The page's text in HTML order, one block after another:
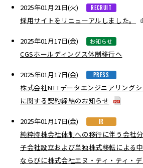
2025年01月21日(火) RECRUIT
採用サイトをリニューアルしました。
2025年01月17日(金) お知らせ
CGSホールディングス体制移行へ
2025年01月17日(金) PRESS
株式会社NTTデータエンジニアリング
に関する契約締結のお知らせ
2025年01月17日(金) IR
純粋持株会社体制への移行に伴う会社
子会社設立および単独株式移転による
ならびに株式会社エヌ・ティ・ティ・